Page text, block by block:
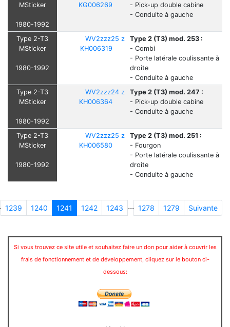
MSticker
1980-1992
KG006269
- Pick-up double cabine
- Conduite à gauche
Type 2-T3
MSticker
1980-1992
WV2zzz25 z
KH006319
Type 2 (T3) mod. 253 :
- Combi
- Porte latérale coulissante à
droite
- Conduite à gauche
Type 2-T3
MSticker
1980-1992
WV2zzz24 z
KH006364
Type 2 (T3) mod. 247 :
- Pick-up double cabine
- Conduite à gauche
Type 2-T3
MSticker
1980-1992
WV2zzz25 z
KH006580
Type 2 (T3) mod. 251 :
- Fourgon
- Porte latérale coulissante à
droite
- Conduite à gauche
1239 1240 1241 1242 1243 ... 1278 1279 Suivante
Si vous trouvez ce site utile et souhaitez faire un don pour aider à couvrir les
frais de fonctionnement et de développement, cliquez sur le bouton ci-
dessous: